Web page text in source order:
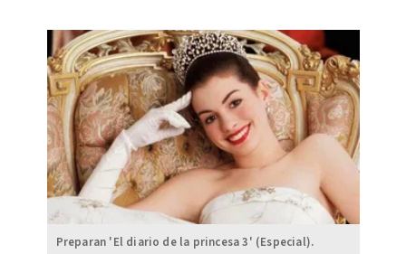
Preparan 'El diario de la princesa 3' (Especial).